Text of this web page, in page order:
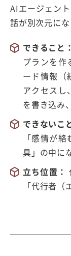
AIエージェン
話が別次元にな
できること：
プランを作
ード情報（
アクセスし
を書き込み
できないこ
「感情が
具」の中に
立ち位置：
「代行者（